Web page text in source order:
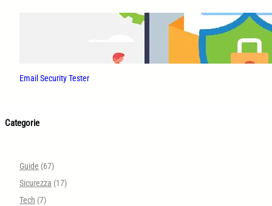
Email Security Tester
Categorie
Guide (67)
Sicurezza (17)
Tech (7)